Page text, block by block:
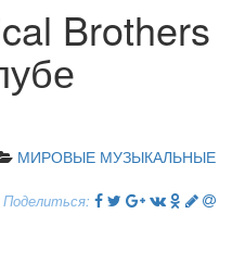
Brothers
МИРОВЫЕ МУЗЫКАЛЬНЫЕ
Поделиться: